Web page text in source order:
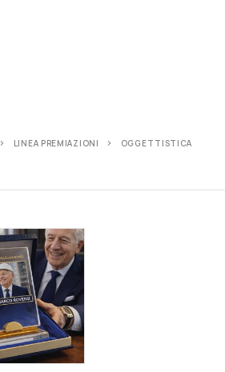
LINEA PREMIAZIONI OGGETTISTICA